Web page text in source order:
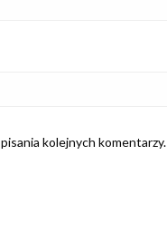
kolejnych komentarzy.